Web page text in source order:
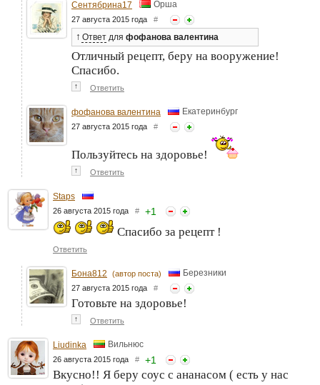
Сентябрина17 Орша
27 августа 2015 года #
↑ Ответ для фофанова валентина
Отличный рецепт, беру на вооружение!
Спасибо.
↑ Ответить
фофанова валентина Екатеринбург
27 августа 2015 года #
Пользуйтесь на здоровье!
↑ Ответить
Staps
26 августа 2015 года # +1
Спасибо за рецепт !
Ответить
Бона812 (автор поста) Березники
27 августа 2015 года #
Готовьте на здоровье!
↑ Ответить
Liudinka Вильнюс
26 августа 2015 года # +1
Вкусно!! Я беру соус с ананасом ( есть у нас